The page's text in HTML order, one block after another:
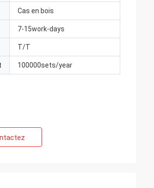
Cas en bois
7-15work-days
T/T
100000sets/year